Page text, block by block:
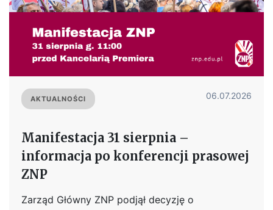
AKTUALNOŚCI 06.07.2026
Manifestacja 31 sierpnia –
informacja po konferencji prasowej
ZNP
Zarząd Główny ZNP podjął decyzję o